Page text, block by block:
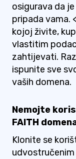
osigurava da
pripada vama.
kojoj živite,
vlastitim
zahtijevati.
ispunite sve
vaših domena.
Nemojte
FAITH
Klonite se
udvostručenim